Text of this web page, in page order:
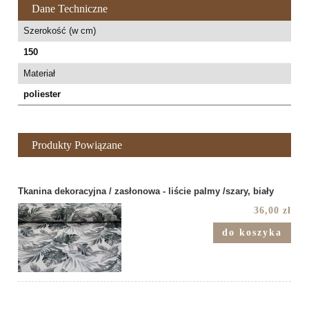
Dane Techniczne
Szerokość (w cm)
150
Materiał
poliester
Produkty Powiązane
Tkanina dekoracyjna / zasłonowa - liście palmy /szary, biały
36,00 zł
do koszyka